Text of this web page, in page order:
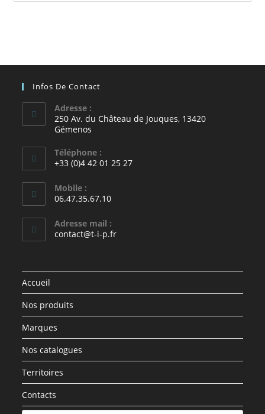
Infos De Contact
Adresse :
250 Av. du Château de Jouques, 13420
Gémenos
Téléphone :
+33 (0)4 42 01 25 27
Mobile :
06.47.35.67.10
Adresse mail :
contact@t-i-p.fr
Accueil
Nos produits
Marques
Nos catalogues
Territoires
Contacts